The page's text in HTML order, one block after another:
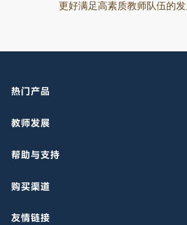
更好满足高素质教师队伍的
热门产品
教师发展
帮助与支持
购买渠道
友情链接